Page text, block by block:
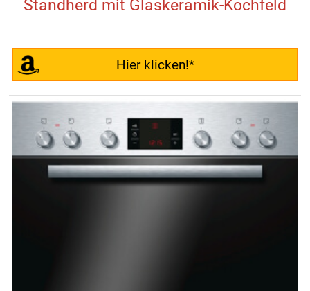
Standherd mit Glaskeramik-Kochfeld
Hier klicken!*